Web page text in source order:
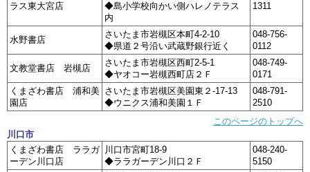
ラス東大宮店
◆島小学校向かい側ハレノテラス
内
1311
水野書店
さいたま市岩槻区本町4-2-10
◆県道２号沿い武蔵野銀行近く
048-756-
0112
文教堂書店 岩槻店
さいたま市岩槻区西町2-5-1
◆ヤオコー岩槻西町店２Ｆ
048-749-
0171
くまざわ書店 浦和美
園店
さいたま市岩槻区美園東２-17-13
◆ウニクス浦和美園１Ｆ
048-791-
2510
このページのトップへ
川口市
くまざわ書店 ララガ
ーデン川口店
川口市宮町18-9
◆ララガーデン川口２Ｆ
048-240-
5150